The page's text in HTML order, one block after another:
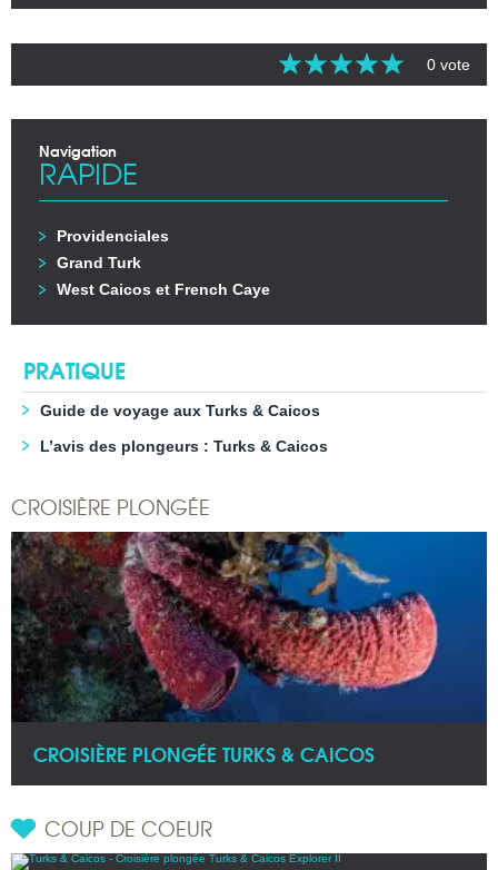
0 vote
Navigation
RAPIDE
Providenciales
Grand Turk
West Caicos et French Caye
PRATIQUE
Guide de voyage aux Turks & Caicos
L’avis des plongeurs : Turks & Caicos
CROISIÈRE PLONGÉE
CROISIÈRE PLONGÉE TURKS & CAICOS
COUP DE COEUR